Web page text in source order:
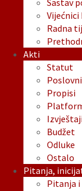
Sastav
Radna
Akti
Statut
Propisi
Budžet
Odluke
Ostalo
Pitanja,
Pitanja